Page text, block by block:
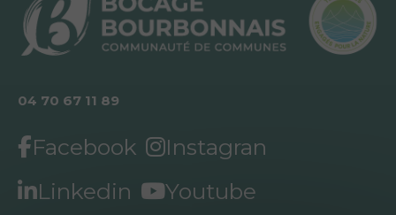
04 70 67 11 89
Facebook
Instagran
Linkedin
Youtube